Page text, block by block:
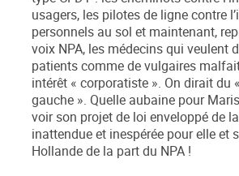
usagers, les pilotes de ligne contre
personnels au sol et maintenant,
voix NPA, les médecins qui veulent
patients comme de vulgaires
intérêt « corporatiste ». On dirait du
gauche ». Quelle aubaine pour
voir son projet de loi enveloppé de
inattendue et inespérée pour elle et
Hollande de la part du NPA !